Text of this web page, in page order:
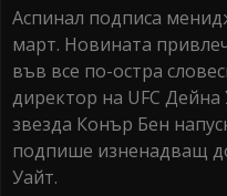
Аспинал подписа
март. Новината
във все по-остра
директор на UFC Дейна
звезда Конър Бен
подпише изненадващ
Уайт.